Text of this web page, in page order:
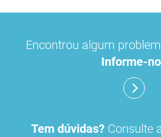
Encontrou algum
Informe-
Tem dúvidas? Consulte